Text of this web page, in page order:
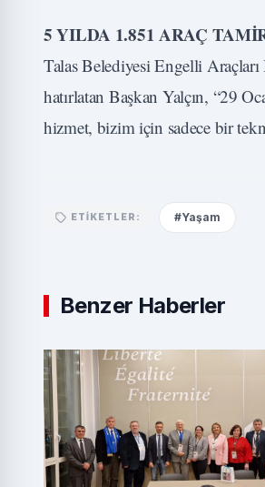
5 YILDA 1.851 ARAÇ
Talas Belediyesi Engelli
hatırlatan Başkan Yalçın, “29
hizmet, bizim için sadece bir
ETIKETLER: #Yaşam
Benzer Haberler